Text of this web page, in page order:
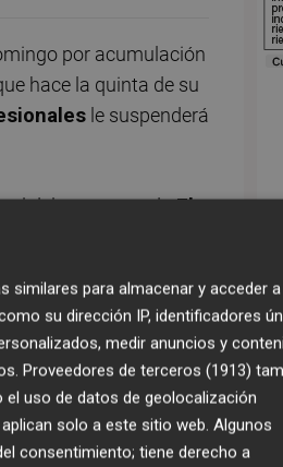
1
2
por acumulación
hace la quinta de su
le suspenderá
del encuentro deEl
pudo estar más
parece, a priori,
que ni el protagonista
para 'Samu',
Deportiva.
lateral derecho, toda
señaló
para almacenar y acceder a
su dirección IP, identificadores
medir anuncios y
Proveedores de terceros (1913)
uso de datos de geolocalización
solo a este sitio web. Algunos
consentimiento; tiene derecho a